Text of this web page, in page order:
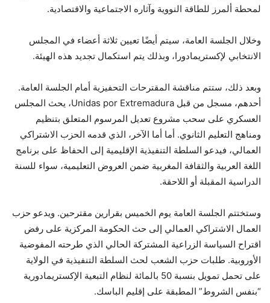
لمحطة ألمرز للطاقة النووية وآثاره الاجتماعية والاقتصادية.
وخلال الجلسة العامة، سيتم أيضًا تعيين ثلاثة أعضاء في المجلس
الانتخابي لإكستريمادورا، وبذلك يتم استكمال تجديد هذه الهيئة.
وبعد ذلك، ستتم مناقشة المقترحات التحفيزية أمام الجلسة العامة.
أحدهم، مسجل من قبل Unidas por Extremadura، يحث المجلس
العسكري على سحب مشروع تعديل المرسوم المتعلق بتنظيم
ومناهج التعليم الثانوي. أما أما الآخر، الذي قدمه الحزب الاشتراكي
العمالي، فيدعو السلطة التنفيذية الإقليمية إلى الحفاظ على برنامج
اللغة العربية والثقافة المغربية ضمن العروض التعليمية، سواء للسنة
الدراسية المقبلة أو اللاحقة.
وستختتم الجلسة العامة يوم الخميس بقرارين مقترحين. ويدعو حزب
العمال الاشتراكي العمالي إلى حث الحكومة المركزية على رفض
اقتراح السياسة الزراعية المشتركة الحالي الذي طرحته المفوضية
الأوروبية. طلبات حزب الشعب لحث السلطة التنفيذية في الولاية
على تحمل تمويل بنسبة 50 بالمائة لنظام التبعية الإكستريمادورية
“بنفس الشروط” المطبقة على إقليم الباسك.